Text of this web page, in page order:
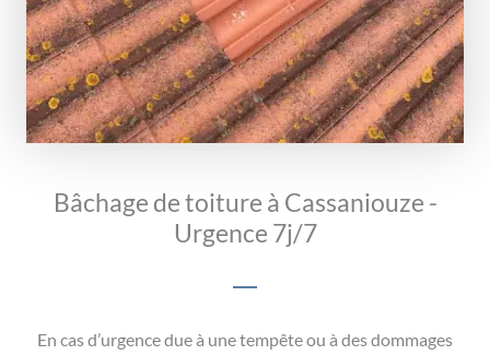
Bâchage de toiture à Cassaniouze -
Urgence 7j/7
En cas d’urgence due à une tempête ou à des dommages